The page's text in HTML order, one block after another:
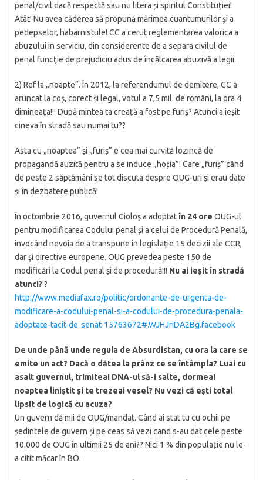
penal/civil dacă respectă sau nu litera și spiritul Constituției!
Atât! Nu avea căderea să propună mărimea cuantumurilor și a
pedepselor, habarnistule! CC a cerut reglementarea valorica a
abuzului in serviciu, din considerente de a separa civilul de
penal funcție de prejudiciu adus de încălcarea abuzivă a legii.
2) Ref la „noapte”. În 2012, la referendumul de demitere, CC a
aruncat la coș, corect și legal, votul a 7,5 mil. de români, la ora 4
dimineața!!! După mintea ta creață a fost pe furiș? Atunci a ieșit
cineva în stradă sau numai tu??
Asta cu „noaptea” și „furiș” e cea mai curvită lozincă de
propagandă auzită pentru a se induce „hoția”! Care „furiș” când
de peste 2 săptămâni se tot discuta despre OUG-uri și erau date
și în dezbatere publică!
În octombrie 2016, guvernul Cioloș a adoptatîn 24 ore OUG-ul
pentru modificarea Codului penal şi a celui de Procedură Penală,
invocând nevoia de a transpune în legislaţie 15 decizii ale CCR,
dar şi directive europene. OUG prevedea peste 150 de
modificări la Codul penal și de procedură!!! Nu ai ieșit în stradă
atunci? ?
http://www.mediafax.ro/politic/ordonante-de-urgenta-de-
modificare-a-codului-penal-si-a-codului-de-procedura-penala-
adoptate-tacit-de-senat-15763672#.WJHJriDA2Bg.facebook
De unde până unde regula de Absurdistan, cu ora la care se
emite un act? Dacă o dătea la prânz ce se întâmpla? Luai cu
asalt guvernul, trimiteai DNA-ul să-i salte, dormeai
noaptea liniștit și te trezeai vesel? Nu vezi că ești total
lipsit de logică cu acuza?
Un guvern dă mii de OUG/mandat. Când ai stat tu cu ochii pe
ședintele de guvern și pe ceas să vezi cand s-au dat cele peste
10.000 de OUG în ultimii 25 de ani?? Nici 1 % din populație nu le-
a citit măcar în BO.